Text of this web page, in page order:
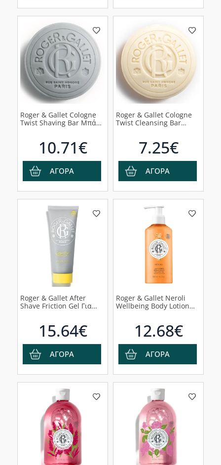
Roger & Gallet Cologne
Twist Shaving Bar Μπάρα
10.71€
ΑΓΟΡΑ
Roger & Gallet Cologne
Twist Cleansing Bar
7.25€
ΑΓΟΡΑ
Roger & Gallet After
Shave Friction Gel Για
15.64€
ΑΓΟΡΑ
Roger & Gallet Neroli
Wellbeing Body Lotion
Néroli, 250ml
12.68€
ΑΓΟΡΑ